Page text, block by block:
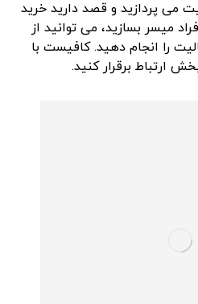
می پردازید و قصد دارید خرید
میسر بسازید، می توانید از
را انجام دهید. کافیست با
ارتباط برقرار کنید.